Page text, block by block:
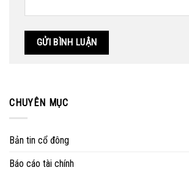
CHUYÊN MỤC
Bản tin cổ đông
Báo cáo tài chính